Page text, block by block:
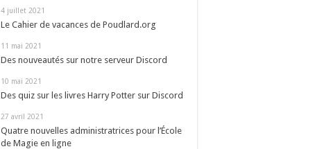
4 juillet 2021
Le Cahier de vacances de Poudlard.org
11 mai 2021
Des nouveautés sur notre serveur Discord
10 mai 2021
Des quiz sur les livres Harry Potter sur Discord
27 avril 2021
Quatre nouvelles administratrices pour l’École
de Magie en ligne